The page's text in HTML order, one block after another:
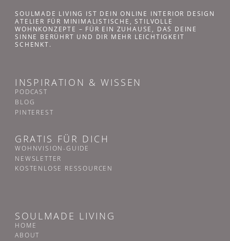
SOULMADE LIVING IST DEIN ONLINE INTERIOR DESIGN
ATELIER FÜR MINIMALISTISCHE, STILVOLLE
WOHNKONZEPTE – FÜR EIN ZUHAUSE, DAS DEINE
SINNE BERÜHRT UND DIR MEHR LEICHTIGKEIT
SCHENKT.
INSPIRATION & WISSEN
PODCAST
BLOG
PINTEREST
GRATIS FÜR DICH
WOHNVISION-GUIDE
NEWSLETTER
KOSTENLOSE RESSOURCEN
SOULMADE LIVING
HOME
ABOUT